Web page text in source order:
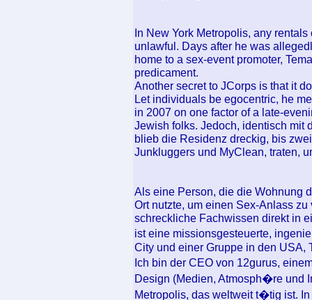
In New York Metropolis, any
unlawful. Days after he was
home to a sex-event promoter,
predicament.
Another secret to JCorps is that it
Let individuals be egocentric, he
in 2007 on one factor of a late-
Jewish folks. Jedoch, identisch mit
blieb die Residenz dreckig, bis
Junkluggers und MyClean, traten,
Als eine Person, die die Wohnung
Ort nutzte, um einen Sex-Anlass
schreckliche Fachwissen direkt in
ist eine missionsgesteuerte,
City und einer Gruppe in den USA,
Ich bin der CEO von 12gurus,
Design (Medien, Atmosph�re und
Metropolis, das weltweit t�tig ist.